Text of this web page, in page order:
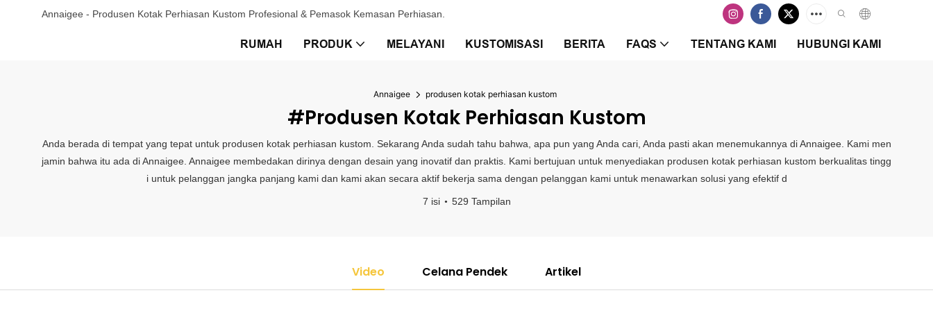
Annaigee - Produsen Kotak Perhiasan Kustom Profesional & Pemasok Kemasan Perhiasan.
RUMAH PRODUK MELAYANI KUSTOMISASI BERITA FAQS TENTANG KAMI HUBUNGI KAMI
Annaigee produsen kotak perhiasan kustom
#produsen Kotak Perhiasan Kustom
Anda berada di tempat yang tepat untuk produsen kotak perhiasan kustom. Sekarang Anda sudah tahu bahwa, apa pun yang Anda cari, Anda pasti akan menemukannya di Annaigee. Kami men
jamin bahwa itu ada di Annaigee. Annaigee membedakan dirinya dengan desain yang inovatif dan praktis. Kami bertujuan untuk menyediakan produsen kotak perhiasan kustom berkualitas tingg
i untuk pelanggan jangka panjang kami dan kami akan secara aktif bekerja sama dengan pelanggan kami untuk menawarkan solusi yang efektif d
7 isi 529 Tampilan
Video Celana Pendek Artikel